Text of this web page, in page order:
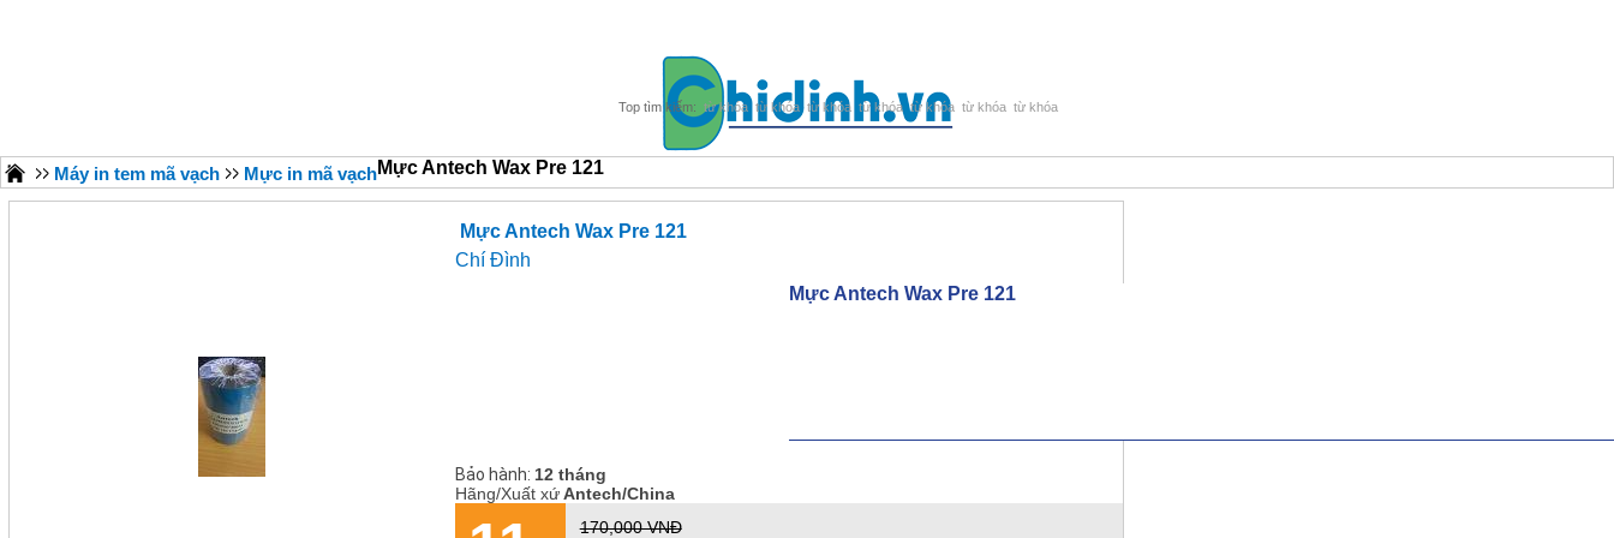
từ khóa từ khóa từ khóa từ khóa từ khóa từ khóa từ khóa
Máy in tem mã vạch Mực in mã vạchMực Antech Wax Pre 121
Mực Antech Wax Pre 121
Chí Đình
Mực Antech Wax Pre 121
Bảo hành: 12 tháng
Hãng/Xuất xứ Antech/China
170,000 VNĐ